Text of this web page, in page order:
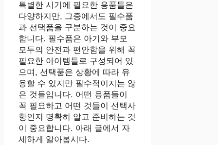
특별한 시기에 필요한 용품들은
다양하지만, 그중에서도 필수품
과 선택품을 구분하는 것이 중요
합니다. 필수품은 아기와 부모
모두의 안전과 편안함을 위해 꼭
필요한 아이템들로 구성되어 있
으며, 선택품은 상황에 따라 유
용할 수 있지만 필수적이지는 않
은 것들입니다. 어떤 용품들이
꼭 필요하고 어떤 것들이 선택사
항인지 명확히 알고 준비하는 것
이 중요합니다. 아래 글에서 자
세하게 알아봅시다.